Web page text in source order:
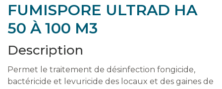
FUMISPORE ULTRAD HA
50 À 100 M3
Description
Permet le traitement de désinfection fongicide,
bactéricide et levuricide des locaux et des gaines de